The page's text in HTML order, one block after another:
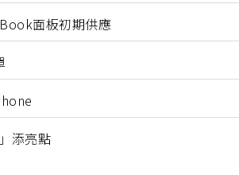
面板初期供應
添亮點